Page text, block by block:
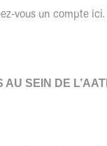
vous un compte ici.
AU SEIN DE